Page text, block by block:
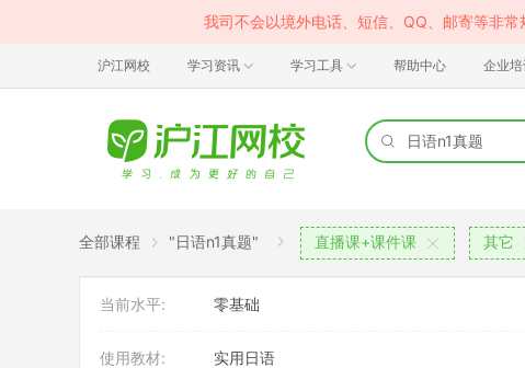
我司不会以境外电话、短信、QQ、邮寄等非
沪江网校 学习资讯 学习工具 帮助中心 企业培
全部课程 "日语n1真题" 直播课+课件课 其它
当前水平: 零基础
使用教材: 实用日语